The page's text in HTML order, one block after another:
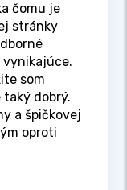
čomu je
stránky
vynikajúce.
som
dobrý.
a špičkovej
oproti